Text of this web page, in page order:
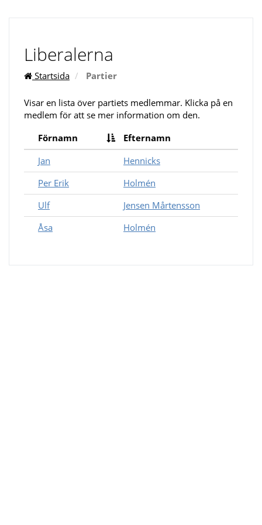
Liberalerna
Startsida Partier
Visar en lista över partiets medlemmar. Klicka på en
medlem för att se mer information om den.
Förnamn
Efternamn
Jan
Hennicks
Per Erik
Holmén
Ulf
Jensen Mårtensson
Åsa
Holmén